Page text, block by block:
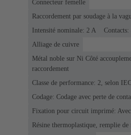
Connecteur femelle
Raccordement par soudage à la
Intensité nominale: ‌2 A
Contacts:
Alliage de cuivre
Métal noble sur Ni Côté
raccordement
Classe de performance: 2, selon
Codage: Codage avec perte de
Fixation pour circuit imprimé:
Résine thermoplastique, remplie